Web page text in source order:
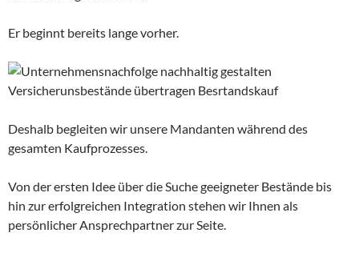
Er beginnt bereits lange vorher.
Deshalb begleiten wir unsere Mandanten während des
gesamten Kaufprozesses.
Von der ersten Idee über die Suche geeigneter Bestände bis
hin zur erfolgreichen Integration stehen wir Ihnen als
persönlicher Ansprechpartner zur Seite.